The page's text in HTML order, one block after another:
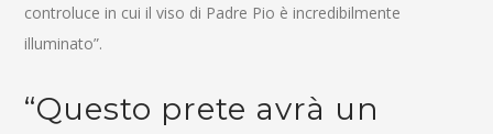
controluce in cui il viso di Padre Pio è incredibilmente
illuminato”.
“Questo prete avrà un